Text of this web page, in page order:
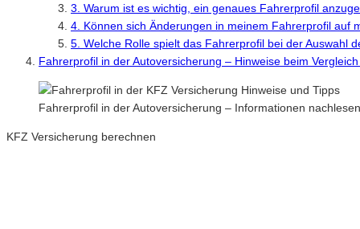
3. Warum ist es wichtig, ein genaues Fahrerprofil
4. Können sich Änderungen in meinem Fahrerprofil auf
5. Welche Rolle spielt das Fahrerprofil bei der Auswahl
Fahrerprofil in der Autoversicherung – Hinweise beim
Fahrerprofil in der Autoversicherung – Informationen
KFZ Versicherung berechnen